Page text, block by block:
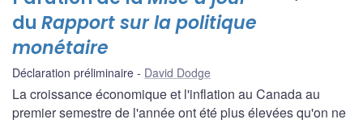
du Rapport sur la politique
monétaire
Déclaration préliminaire David Dodge
La croissance économique et l'inflation au Canada au
premier semestre de l'année ont été plus élevées qu'on ne